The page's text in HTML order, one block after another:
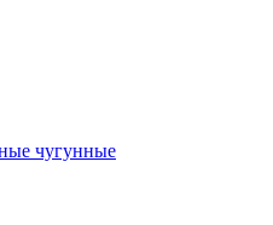
чугунные